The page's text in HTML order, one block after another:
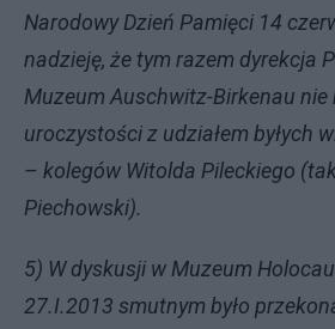
Narodowy Dzień Pamięci 14
nadzieję, że tym razem dyrekcja
Muzeum Auschwitz-Birkenau
uroczystości z udziałem byłych
– kolegów Witolda Pileckiego
Piechowski).
5) W dyskusji w Muzeum
27.I.2013 smutnym było